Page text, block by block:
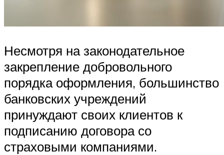
Несмотря на законодательное
закрепление добровольного
порядка оформления, большинство
банковских учреждений
принуждают своих клиентов к
подписанию договора со
страховыми компаниями.